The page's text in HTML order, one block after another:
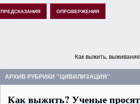
ПРЕДСКАЗАНИЯ ОПРОВЕРЖЕНИЯ
Как выжить,
АРХИВ РУБРИКИ "ЦИВИЛИЗАЦИЯ"
Как выжить? Ученые